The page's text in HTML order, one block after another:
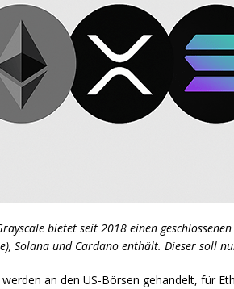
bietet seit 2018 einen
Solana und Cardano enthält. Dieser soll
an den US-Börsen gehandelt, für